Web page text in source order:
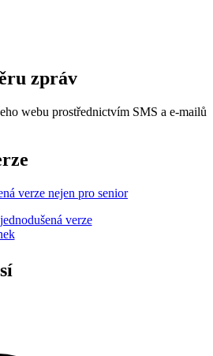
zpráv
webu prostřednictvím SMS a e-mailů
verze nejen pro senior